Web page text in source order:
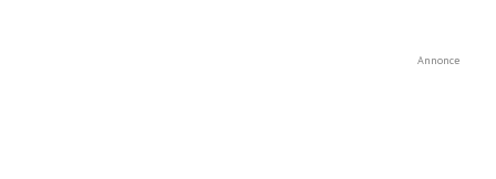
Annonce